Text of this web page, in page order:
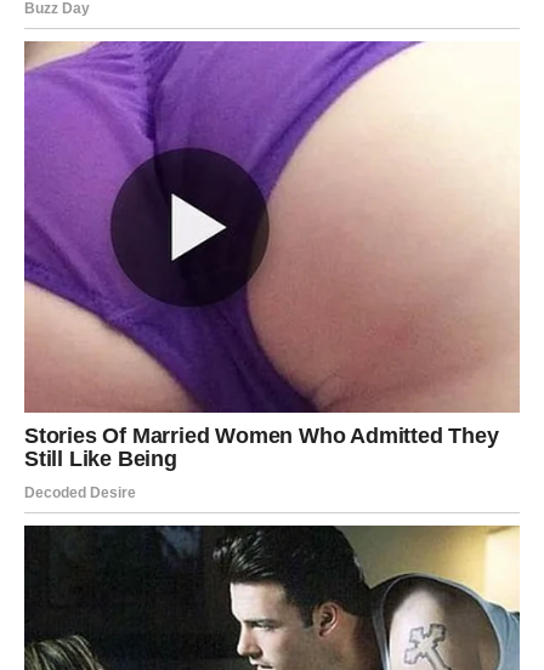
Ljubavna poruka
Ne skrivajte osjećanja iza ozbiljnog lica.
Ljubav traži iskrenost
Pred vama su važni trenuci.
VODOLIJA
Pred vama je susret koji bi mogao ostaviti snažan utisak.
Ljubavna priča počinje tamo gdje je najmanje očekujete.
Ljubavna poruka
Budite otvoreni za iznenađenja.
Sudbina vam sprema posebno